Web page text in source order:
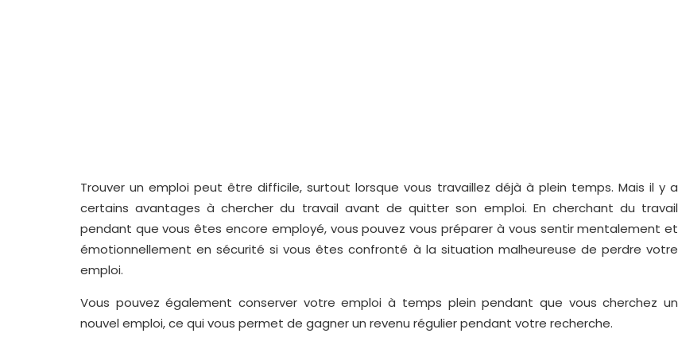
Trouver un emploi peut être difficile, surtout lorsque vous travaillez déjà à plein temps. Mais il y a
certains avantages à chercher du travail avant de quitter son emploi. En cherchant du travail
pendant que vous êtes encore employé, vous pouvez vous préparer à vous sentir mentalement et
émotionnellement en sécurité si vous êtes confronté à la situation malheureuse de perdre votre
emploi.
Vous pouvez également conserver votre emploi à temps plein pendant que vous cherchez un
nouvel emploi, ce qui vous permet de gagner un revenu régulier pendant votre recherche.